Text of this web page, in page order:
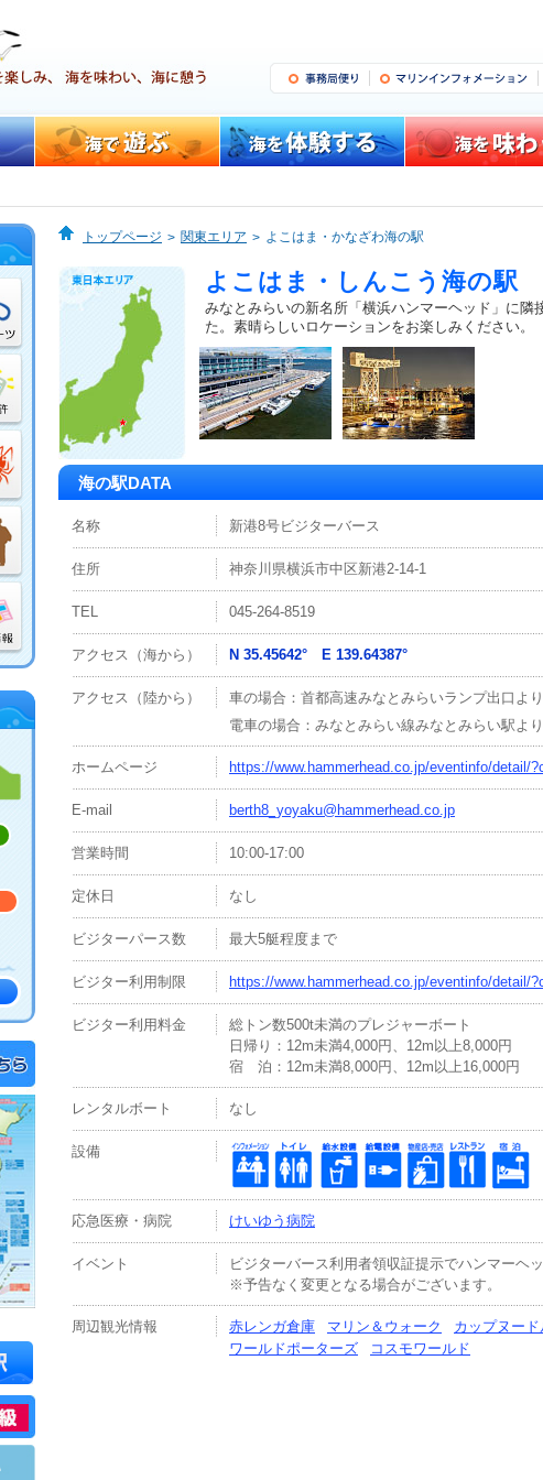
トップページ 関東エリア よこはま・かなざわ海の駅
よこはま・しんこう海の駅
みなとみらいの新名所「横浜ハンマーヘッド」に隣
た。素晴らしいロケーションをお楽しみください。
海の駅DATA
名称 新港8号ビジターバース
住所 神奈川県横浜市中区新港2-14-1
TEL 045-264-8519
アクセス（海から） N 35.45642° E 139.64387°
アクセス（陸から）
車の場合：首都高速みなとみらいランプ出口よ
電車の場合：みなとみらい線みなとみらい駅よ
ホームページ https://www.hammerhead.co.jp/eventinfo/detail/
E-mail berth8_yoyaku@hammerhead.co.jp
営業時間 10:00-17:00
定休日 なし
ビジターパース数 最大5艇程度まで
ビジター利用制限 https://www.hammerhead.co.jp/eventinfo/detail/
ビジター利用料金
総トン数500t未満のプレジャーボート
日帰り：12m未満4,000円、12m以上8,000円
宿 泊：12m未満8,000円、12m以上16,000円
レンタルボート なし
設備
応急医療・病院 けいゆう病院
イベント
ビジターバース利用者領収証提示でハンマーヘ
※予告なく変更となる場合がございます。
周辺観光情報 赤レンガ倉庫 マリン＆ウォーク
カップヌー
ワールドポーターズ
コスモワールド